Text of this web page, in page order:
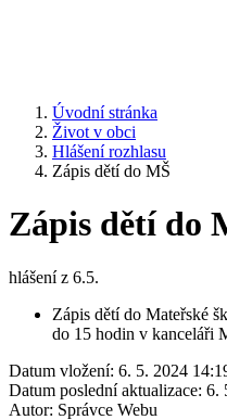
Úvodní stránka
Život v obci
Hlášení rozhlasu
Zápis dětí do MŠ
Zápis dětí do
hlášení z 6.5.
Zápis dětí do Mateřské
do 15 hodin v kanceláři
Datum vložení: 6. 5. 2024
Datum poslední aktualizace: 6.
Autor: Správce Webu